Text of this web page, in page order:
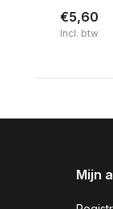
€5,60
Incl. btw
Mijn